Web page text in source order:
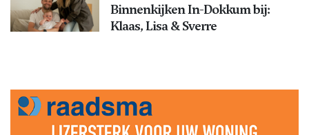
Binnenkijken In-Dokkum bij:
Klaas, Lisa & Sverre